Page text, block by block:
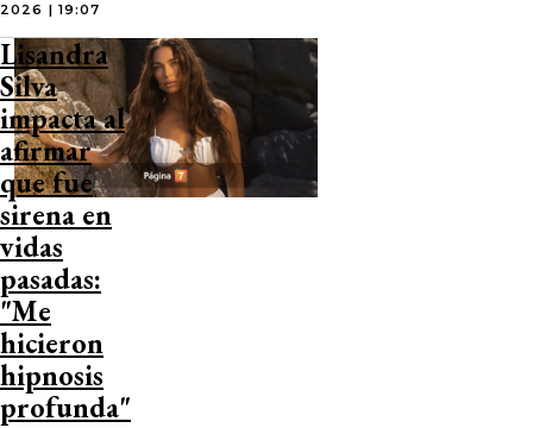
2026 | 19:07
Lisandra
Silva
impacta al
afirmar
que fue
sirena en
vidas
pasadas:
"Me
hicieron
hipnosis
profunda"